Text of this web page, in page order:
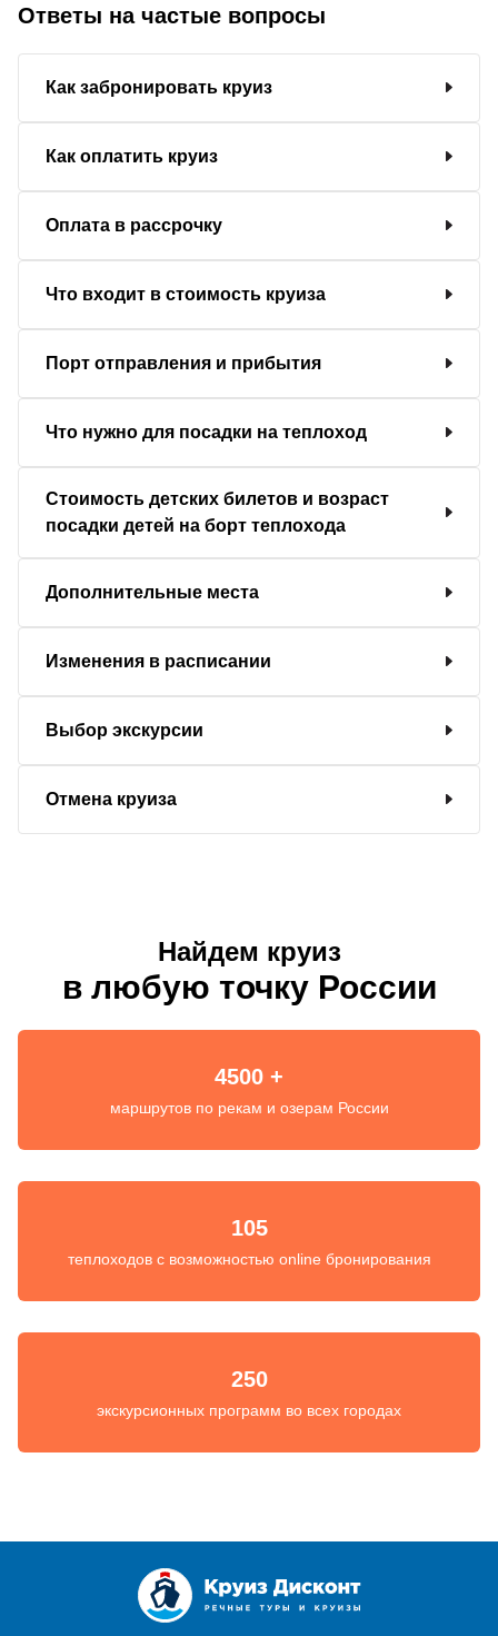
Ответы на частые вопросы
Как забронировать круиз
Как оплатить круиз
Оплата в рассрочку
Что входит в стоимость круиза
Порт отправления и прибытия
Что нужно для посадки на теплоход
Стоимость детских билетов и возраст
посадки детей на борт теплохода
Дополнительные места
Изменения в расписании
Выбор экскурсии
Отмена круиза
Найдем круиз
в любую точку России
4500 +
маршрутов по рекам и озерам России
105
теплоходов с возможностью online бронирования
250
экскурсионных программ во всех городах